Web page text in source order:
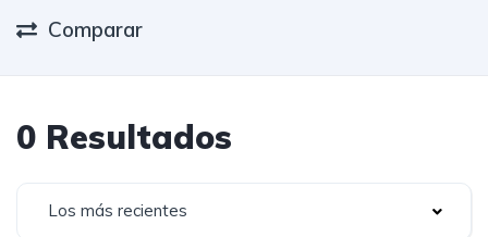
Comparar
0 Resultados
Los más recientes